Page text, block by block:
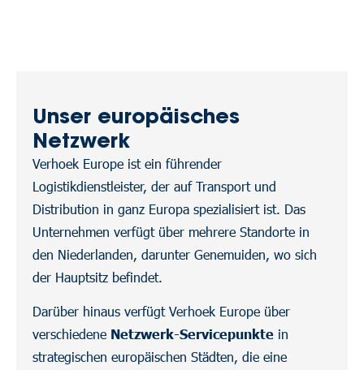
Unser europäisches
Netzwerk
Verhoek Europe ist ein führender
Logistikdienstleister, der auf Transport und
Distribution in ganz Europa spezialisiert ist. Das
Unternehmen verfügt über mehrere Standorte in
den Niederlanden, darunter Genemuiden, wo sich
der Hauptsitz befindet.
Darüber hinaus verfügt Verhoek Europe über
verschiedene Netzwerk-Servicepunkte in
strategischen europäischen Städten, die eine